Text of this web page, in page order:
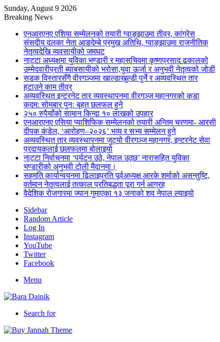
Sunday, August 9 2026
Breaking News
एनआरएनए एशिया सम्मेलनको तयारी ग्वाङ्झाउमा तीव्र, कांग्रेस
संसदीय दलका नेता आङदेम्बे प्रमुख अतिथि, ग्वाङ्झाउमा राजनीतिक
नेतृत्वदेखि व्यवसायीको जमघट
नाट्टा अध्यक्षमा युविका भण्डारी र महासचिवमा कृष्णप्रसाद ढकालको
उम्मेदवारीप्रती ब्याबसायीको भरोसा,युवा ऊर्जा र अनुभवी नेतृत्वको जोडी
सडक विस्तारसँगै वीरगञ्जमा खाल्डाखुल्डी पुर्ने र अव्यवस्थित तार
हटाउने काम तीव्र
अव्यवस्थित इन्टरनेट तार व्यवस्थापनमा वीरगञ्ज महानगरको कडा
कदम: सोमबार पुनः बृहत् छलफल हुने
२५० रुपैयाँको सामान किन्दा १० लाखको उपहार
एनआरएनए एसिया प्याशिफिक सम्मेलनको तयारी अन्तिम चरणमा- आरसी
दीपक कंडेल, ‘आरोहण–२०२६’ भव्य र सभ्य सम्मेलन हुने
अव्यवस्थित तार व्यवस्थापनमा जुट्यो वीरगञ्ज महानगर, इन्टरनेट सेवा
प्रदायकलाई छलफलमा बोलाइयो
नाट्टा निर्वाचनमा ‘पर्यटन उठे, नेपाल उठ्छ’ नारासहित युविका
भण्डारीको अनुभवी टोली मैदानमा।
सहमति कार्यान्वयनमा ढिलाइप्रति पूर्वअध्यक्ष आरके शर्माको असन्तुष्टि,
वर्तमान नेतृत्वलाई तत्काल प्रतिबद्धता पूरा गर्न आग्रह
वैदेशिक रोजगारमा ज्यान गुमाएका १३ जनाको शव नेपाल ल्याइयो
Sidebar
Random Article
Log In
Instagram
YouTube
Twitter
Facebook
Menu
Search for